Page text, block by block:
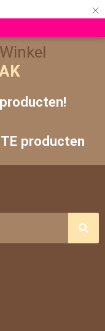
×
producten